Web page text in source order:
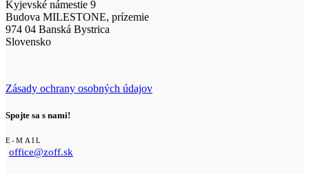
Kyjevské námestie 9
Budova MILESTONE, prízemie
974 04 Banská Bystrica
Slovensko
Zásady ochrany osobných údajov
Spojte sa s nami!
E-MAIL
office@zoff.sk